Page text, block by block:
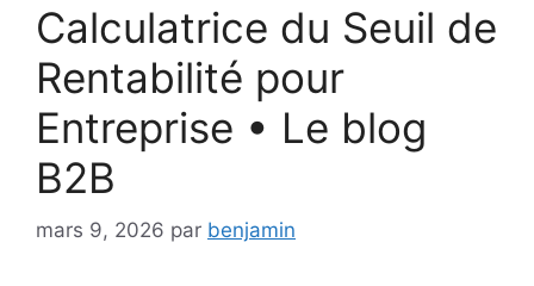
Calculatrice du Seuil de
Rentabilité pour
Entreprise • Le blog
B2B
mars 9, 2026 par benjamin